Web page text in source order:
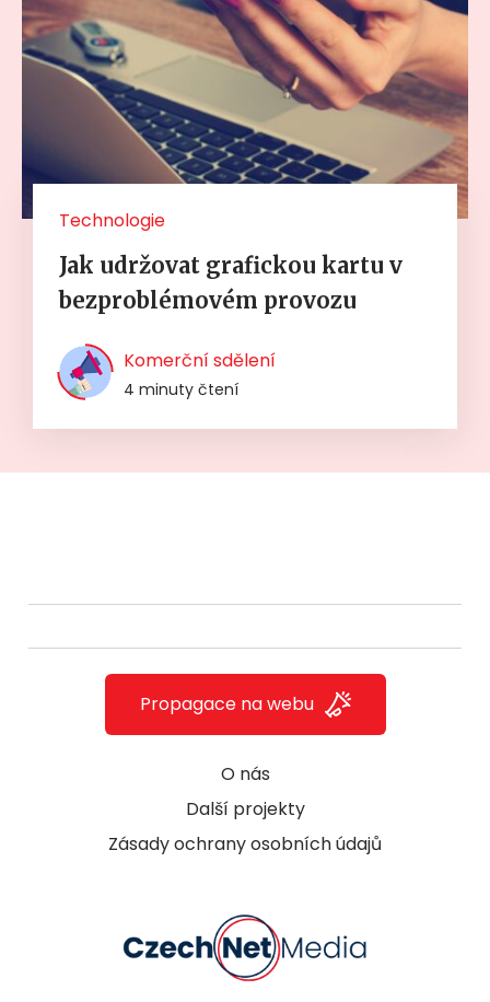
Technologie
Jak udržovat grafickou kartu v
bezproblémovém provozu
Komerční sdělení
4 minuty čtení
O nás
Další projekty
Zásady ochrany osobních údajů
Propagace na webu